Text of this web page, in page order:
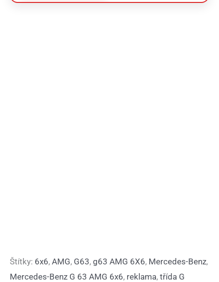
Štítky: 6x6, AMG, G63, g63 AMG 6X6, Mercedes-Benz,
Mercedes-Benz G 63 AMG 6x6, reklama, třída G